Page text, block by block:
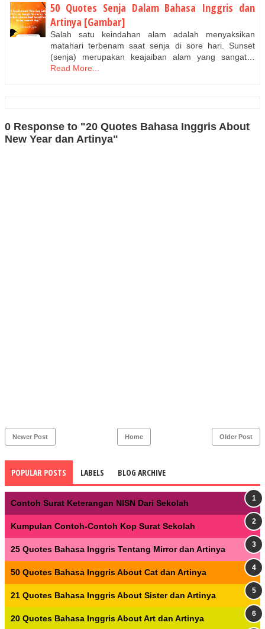
50 Quotes Senja Dalam Bahasa Inggris dan
Artinya [Gambar]
Salah satu keindahan alam adalah menyaksikan
matahari terbenam saat senja di sore hari. Sunset
(senja) merupakan keajaiban alam yang sangat…
Read More...
0 Response to "20 Quotes Bahasa Inggris About
New Year dan Artinya"
Newer Post Older Post
Home
POPULAR POSTS LABELS BLOG ARCHIVE
Contoh Surat Keterangan NISN Dari Sekolah
Kumpulan Contoh-Contoh Kop Surat Sekolah
25 Quotes Bahasa Inggris Tentang Mirror dan Artinya
50 Quotes Bahasa Inggris About Cat dan Artinya
21 Quotes Bahasa Inggris About Sister dan Artinya
20 Quotes Bahasa Inggris About Art dan Artinya